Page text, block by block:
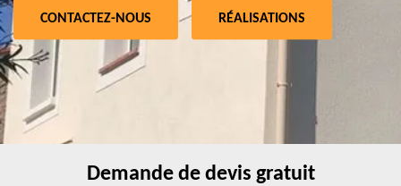
CONTACTEZ-NOUS RÉALISATIONS
Demande de devis gratuit